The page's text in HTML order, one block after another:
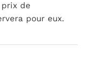
de
pour eux.